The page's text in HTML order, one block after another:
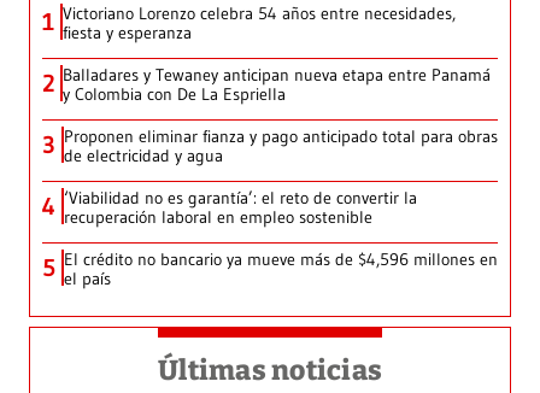
1 Victoriano Lorenzo celebra 54 años entre necesidades,
fiesta y esperanza
2 Balladares y Tewaney anticipan nueva etapa entre Panamá
y Colombia con De La Espriella
3 Proponen eliminar fianza y pago anticipado total para obras
de electricidad y agua
4 ‘Viabilidad no es garantía’: el reto de convertir la
recuperación laboral en empleo sostenible
5 El crédito no bancario ya mueve más de $4,596 millones en
el país
Últimas noticias